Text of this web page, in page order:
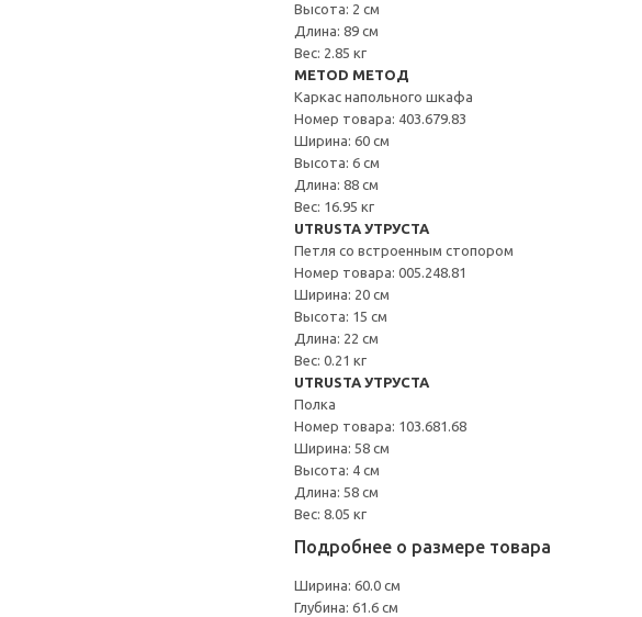
Высота: 2 см
Длина: 89 см
Вес: 2.85 кг
METOD МЕТОД
Каркас напольного шкафа
Номер товара: 403.679.83
Ширина: 60 см
Высота: 6 см
Длина: 88 см
Вес: 16.95 кг
UTRUSTA УТРУСТА
Петля со встроенным стопором
Номер товара: 005.248.81
Ширина: 20 см
Высота: 15 см
Длина: 22 см
Вес: 0.21 кг
UTRUSTA УТРУСТА
Полка
Номер товара: 103.681.68
Ширина: 58 см
Высота: 4 см
Длина: 58 см
Вес: 8.05 кг
Подробнее о размере товара
Ширина: 60.0 см
Глубина: 61.6 см